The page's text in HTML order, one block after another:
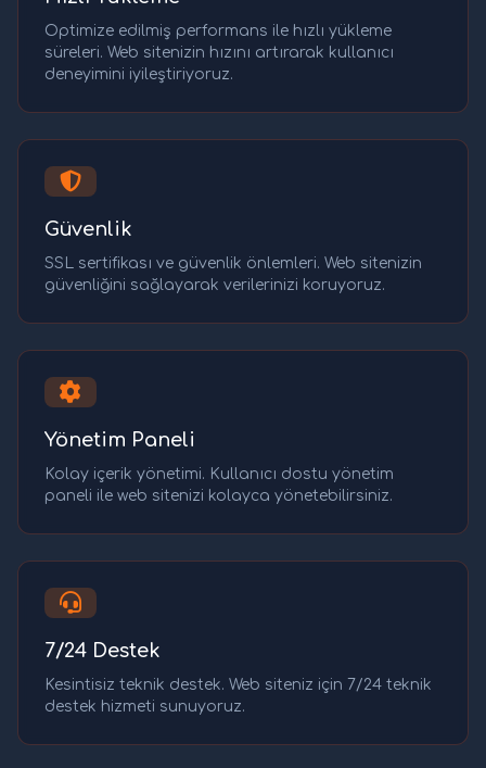
Optimize edilmiş performans ile hızlı yükleme
süreleri. Web sitenizin hızını artırarak kullanıcı
deneyimini iyileştiriyoruz.
Güvenlik
SSL sertifikası ve güvenlik önlemleri. Web sitenizin
güvenliğini sağlayarak verilerinizi koruyoruz.
Yönetim Paneli
Kolay içerik yönetimi. Kullanıcı dostu yönetim
paneli ile web sitenizi kolayca yönetebilirsiniz.
7/24 Destek
Kesintisiz teknik destek. Web siteniz için 7/24 teknik
destek hizmeti sunuyoruz.